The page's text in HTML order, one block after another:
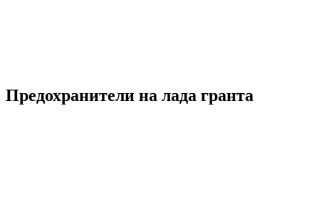
Предохранители на лада гранта